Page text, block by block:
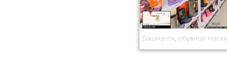
Башмачок, обувной